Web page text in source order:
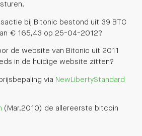
bij Bitonic bestond uit 39 BTC
€ 165,43 op 25-04-2012?
de website van Bitonic uit 2011
in de huidige website zitten?
via NewLibertyStandard
(Mar,2010) de allereerste bitcoin